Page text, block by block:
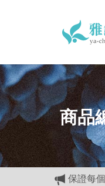
商品
保證每